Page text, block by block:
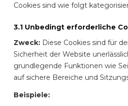
Cookies sind wie folgt
3.1 Unbedingt erforderliche
Zweck: Diese Cookies sind für
Sicherheit der Website
grundlegende Funktionen wie
auf sichere Bereiche und
Beispiele: